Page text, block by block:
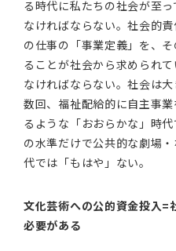
る時代に私たちの社会が至
なければならない。社会的
の仕事の「事業定義」を、
ることが社会から求められ
なければならない。社会は
数回、福祉配給的に自主事
るような「おおらかな」時
の水準だけで公共的な劇場
代では「もはや」ない。
文化芸術への公的資金投入=
必要がある